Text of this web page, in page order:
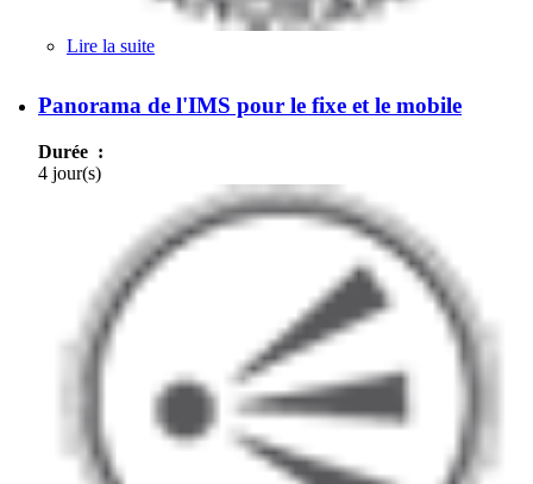
Lire la suite
Panorama de l'IMS pour le fixe et le mobile
Durée :
4 jour(s)